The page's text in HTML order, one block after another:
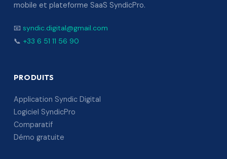
mobile et plateforme SaaS SyndicPro.
📧 syndic.digital@gmail.com
📞 +33 6 51 11 56 90
PRODUITS
Application Syndic Digital
Logiciel SyndicPro
Comparatif
Démo gratuite